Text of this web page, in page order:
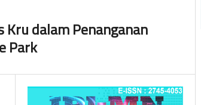
dalam Penanganan
Park